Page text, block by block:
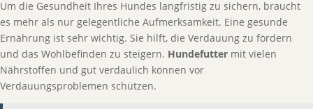
Um die Gesundheit Ihres Hundes langfristig zu sichern, braucht
es mehr als nur gelegentliche Aufmerksamkeit. Eine gesunde
Ernährung ist sehr wichtig. Sie hilft, die Verdauung zu fördern
und das Wohlbefinden zu steigern. Hundefutter mit vielen
Nährstoffen und gut verdaulich können vor
Verdauungsproblemen schützen.